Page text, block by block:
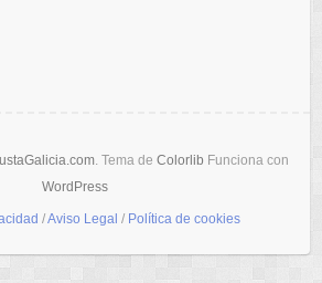
. Tema de Colorlib Funciona con
WordPress
/Aviso Legal / Política de cookies